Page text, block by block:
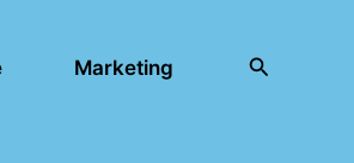
Marketing Rechercher